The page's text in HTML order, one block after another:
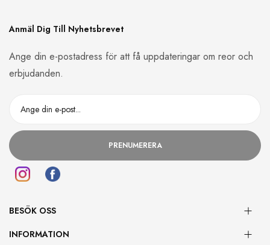
Anmäl Dig Till Nyhetsbrevet
Ange din e-postadress för att få uppdateringar om reor och
erbjudanden.
PRENUMERERA
BESÖK OSS
INFORMATION